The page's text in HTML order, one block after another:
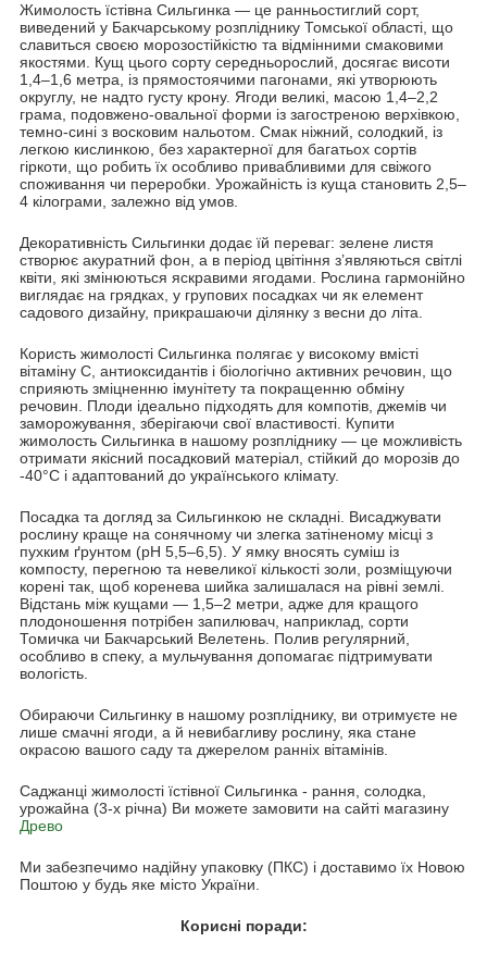
Жимолость їстівна Сильгинка — це ранньостиглий сорт,
виведений у Бакчарському розпліднику Томської області, що
славиться своєю морозостійкістю та відмінними смаковими
якостями. Кущ цього сорту середньорослий, досягає висоти
1,4–1,6 метра, із прямостоячими пагонами, які утворюють
округлу, не надто густу крону. Ягоди великі, масою 1,4–2,2
грама, подовжено-овальної форми із загостреною верхівкою,
темно-сині з восковим нальотом. Смак ніжний, солодкий, із
легкою кислинкою, без характерної для багатьох сортів
гіркоти, що робить їх особливо привабливими для свіжого
споживання чи переробки. Урожайність із куща становить 2,5–
4 кілограми, залежно від умов.
Декоративність Сильгинки додає їй переваг: зелене листя
створює акуратний фон, а в період цвітіння з’являються світлі
квіти, які змінюються яскравими ягодами. Рослина гармонійно
виглядає на грядках, у групових посадках чи як елемент
садового дизайну, прикрашаючи ділянку з весни до літа.
Користь жимолості Сильгинка полягає у високому вмісті
вітаміну С, антиоксидантів і біологічно активних речовин, що
сприяють зміцненню імунітету та покращенню обміну
речовин. Плоди ідеально підходять для компотів, джемів чи
заморожування, зберігаючи свої властивості. Купити
жимолость Сильгинка в нашому розпліднику — це можливість
отримати якісний посадковий матеріал, стійкий до морозів до
-40°C і адаптований до українського клімату.
Посадка та догляд за Сильгинкою не складні. Висаджувати
рослину краще на сонячному чи злегка затіненому місці з
пухким ґрунтом (pH 5,5–6,5). У ямку вносять суміш із
компосту, перегною та невеликої кількості золи, розміщуючи
корені так, щоб коренева шийка залишалася на рівні землі.
Відстань між кущами — 1,5–2 метри, адже для кращого
плодоношення потрібен запилювач, наприклад, сорти
Томичка чи Бакчарський Велетень. Полив регулярний,
особливо в спеку, а мульчування допомагає підтримувати
вологість.
Обираючи Сильгинку в нашому розпліднику, ви отримуєте не
лише смачні ягоди, а й невибагливу рослину, яка стане
окрасою вашого саду та джерелом ранніх вітамінів.
Саджанці жимолості їстівної Сильгинка - рання, солодка,
урожайна (3-х річна) Ви можете замовити на сайті магазину
Древо
Ми забезпечимо надійну упаковку (ПКС) і доставимо їх Новою
Поштою у будь яке місто України.
Корисні поради: